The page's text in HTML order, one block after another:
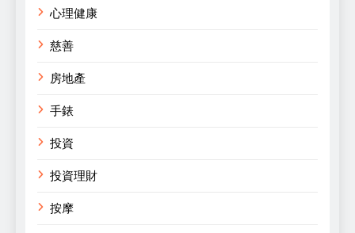
心理健康
慈善
房地產
手錶
投資
投資理財
按摩